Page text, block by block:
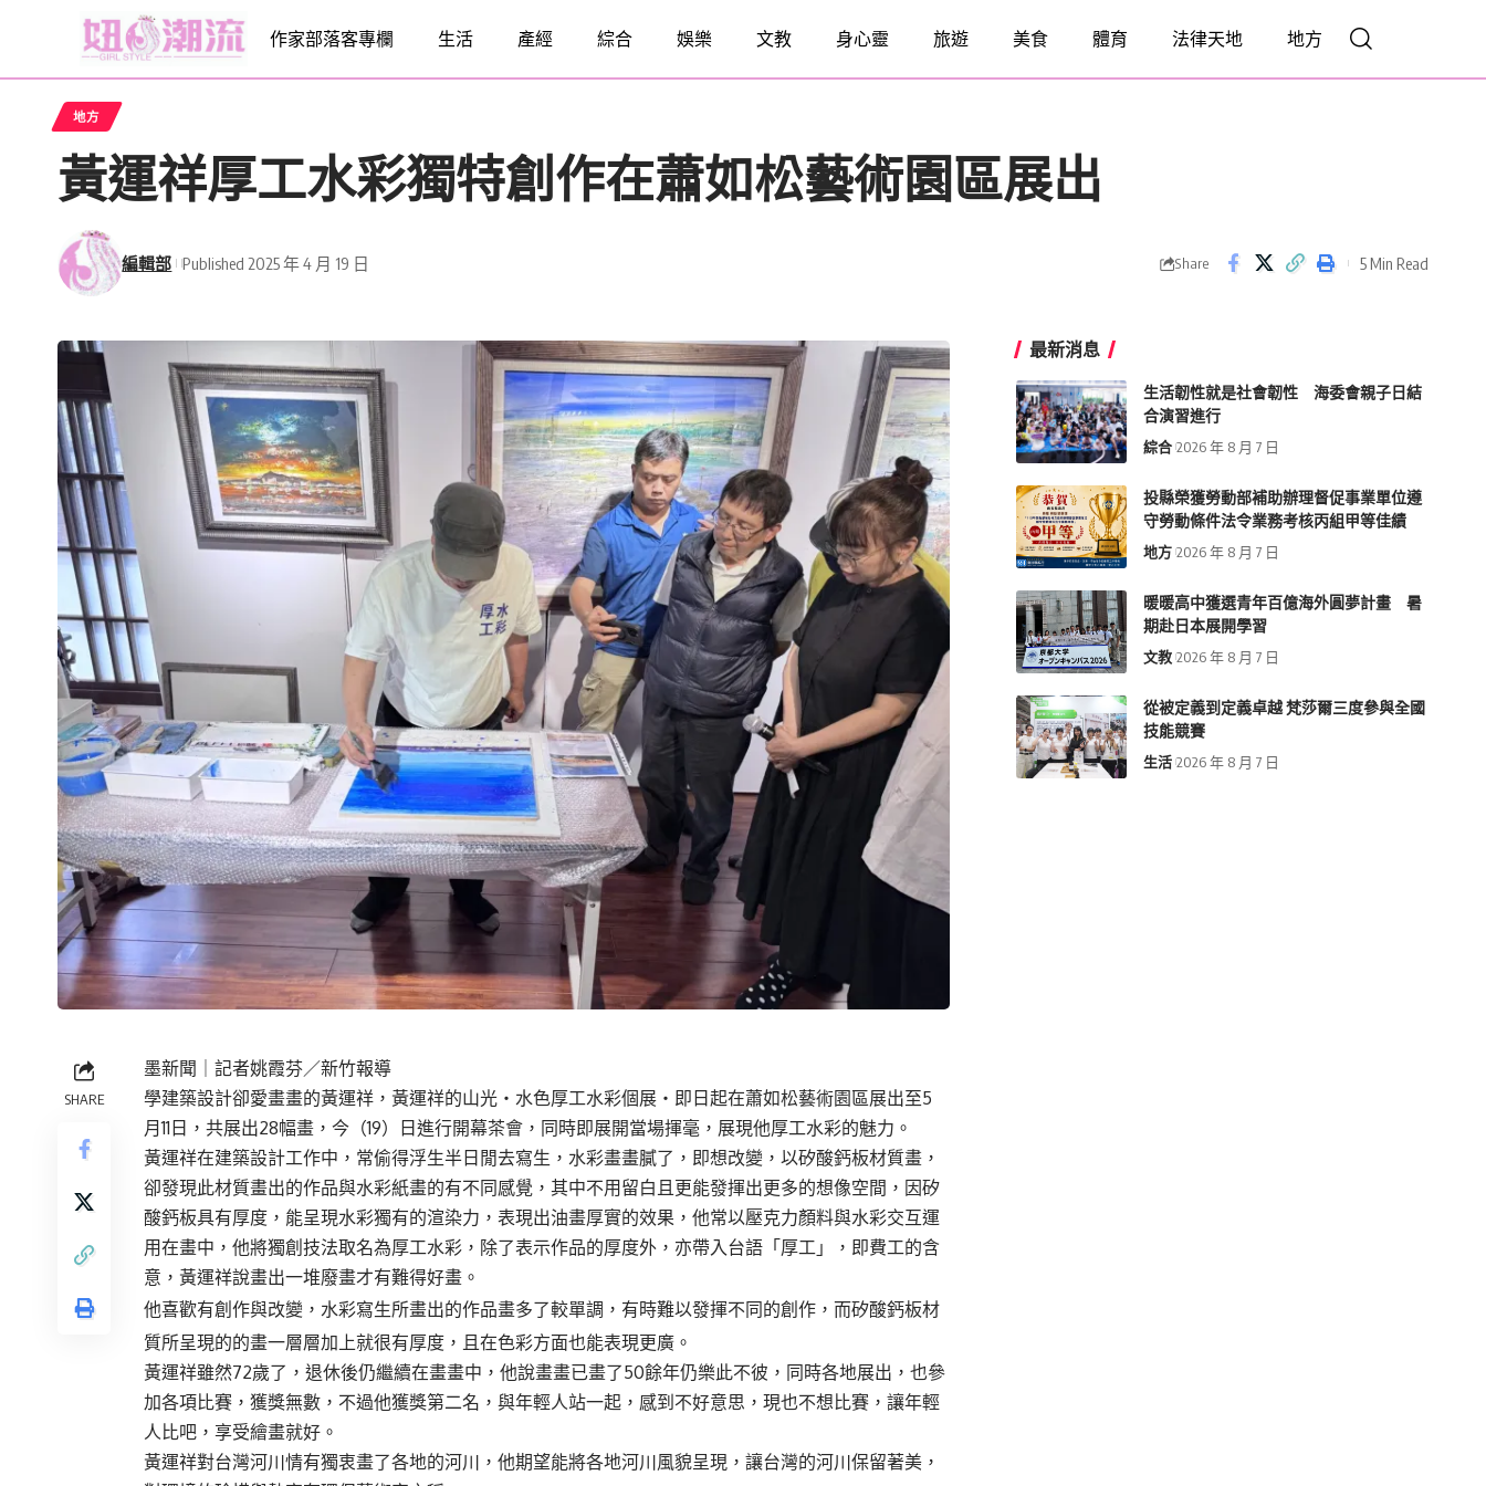
作家部落客專欄 生活 產經 綜合 娛樂 文教 身心靈 旅遊 美食 體育 法律天地 地方
地方
黃運祥厚工水彩獨特創作在蕭如松藝術園區展出
編輯部 Published 2025 年 4 月 19 日 Share 5 Min Read
SHARE
墨新聞 ｜記者姚霞芬／新竹報導
學建築設計卻愛畫畫的黃運祥，黃運祥的山光・水色厚工水彩個展・即日起在蕭如松藝術園區展出至5
月11日，共展出28幅畫，今（19）日進行開幕茶會，同時即展開當場揮毫，展現他厚工水彩的魅力。
黃運祥在建築設計工作中，常偷得浮生半日閒去寫生，水彩畫畫膩了，即想改變，以矽酸鈣板材質畫，
卻發現此材質畫出的作品與水彩紙畫的有不同感覺，其中不用留白且更能發揮出更多的想像空間，因矽
酸鈣板具有厚度，能呈現水彩獨有的渲染力，表現出油畫厚實的效果，他常以壓克力顏料與水彩交互運
用在畫中，他將獨創技法取名為厚工水彩，除了表示作品的厚度外，亦帶入台語「厚工」，即費工的含
意，黃運祥說畫出一堆廢畫才有難得好畫。
他喜歡有創作與改變，水彩寫生所畫出的作品畫多了較單調，有時難以發揮不同的創作，而矽酸鈣板材
質所呈現的的畫一層層加上就很有厚度，且在色彩方面也能表現更廣。
黃運祥雖然72歲了，退休後仍繼續在畫畫中，他說畫畫已畫了50餘年仍樂此不彼，同時各地展出，也參
加各項比賽，獲獎無數，不過他獲獎第二名，與年輕人站一起，感到不好意思，現也不想比賽，讓年輕
人比吧，享受繪畫就好。
黃運祥對台灣河川情有獨衷畫了各地的河川，他期望能將各地河川風貌呈現，讓台灣的河川保留著美，
最新消息
生活韌性就是社會韌性 海委會親子日結
合演習進行
綜合 2026 年 8 月 7 日
投縣榮獲勞動部補助辦理督促事業單位遵
守勞動條件法令業務考核丙組甲等佳績
地方 2026 年 8 月 7 日
暖暖高中獲選青年百億海外圓夢計畫 暑
期赴日本展開學習
文教 2026 年 8 月 7 日
從被定義到定義卓越 梵莎爾三度參與全國
技能競賽
生活 2026 年 8 月 7 日